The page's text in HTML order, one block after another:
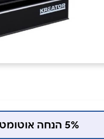
5% הנחה אוטומטית למשלמים בכרטיס המועדון